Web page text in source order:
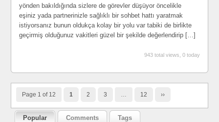
yönden bakıldığında sizlere de görevler düşüyor öncelikle
eşiniz yada partnerinizle sağlıklı bir sohbet hattı yaratmak
istiyorsanız bunun oldukça kolay bir yolu var tabiki de birlikte
geçirmiş olduğunuz vakitleri güzel bir şekilde değerlendirip […]
943 total views, 0 today
Page 1 of 12 1 2 3 … 12 ››
Popular Comments Tags